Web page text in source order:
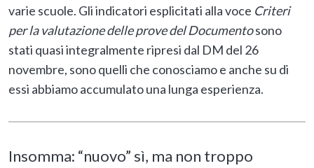
varie scuole. Gli indicatori esplicitati alla voce Criteri
per la valutazione delle prove del Documentosono
stati quasi integralmente ripresi dal DM del 26
novembre, sono quelli che conosciamo e anche su di
essi abbiamo accumulato una lunga esperienza.
Insomma: “nuovo” sì, ma non troppo